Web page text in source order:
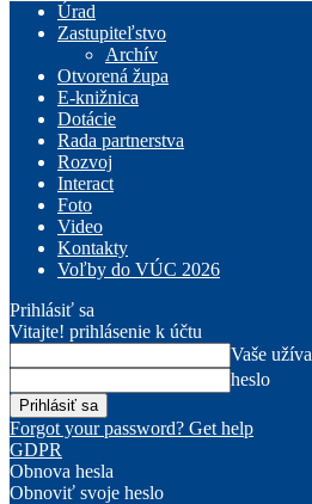
Úrad
Zastupiteľstvo
Archív
Otvorená župa
E-knižnica
Dotácie
Rada partnerstva
Rozvoj
Interact
Foto
Video
Kontakty
Voľby do VÚC 2026
Prihlásiť sa
Vitajte! prihlásenie k účtu
Vaše
heslo
Forgot your password? Get help
GDPR
Obnova hesla
Obnoviť svoje heslo